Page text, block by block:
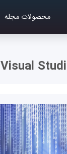
محصولات مجله
Visual